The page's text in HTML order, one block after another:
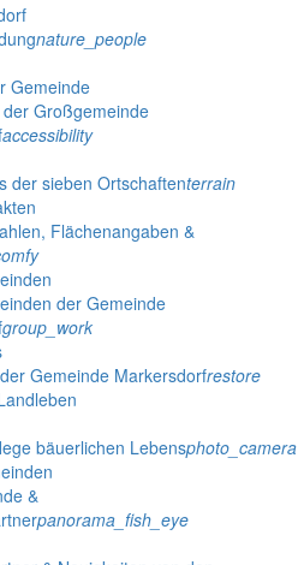
nature_people
Gemeinde
Großgemeinde
accessibility
der sieben Ortschaftenterrain
Flächenangaben &
der Gemeinde
group_work
Gemeinde Markersdorfrestore
bäuerlichen Lebensphoto_camera
&
panorama_fish_eye